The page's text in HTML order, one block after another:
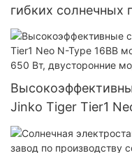
гибких солнечных
микроинвертором
Китай.
Jinko Tiger Tier1
590 Вт, 620 Вт, 630
модули с двумя